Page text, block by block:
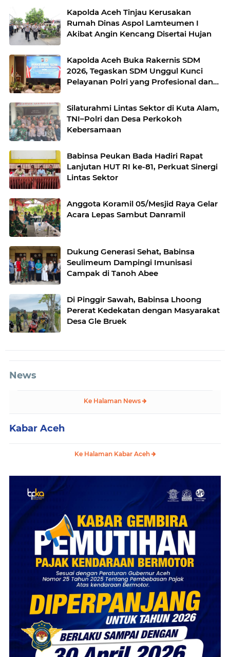
Kapolda Aceh Tinjau Kerusakan
Rumah Dinas Aspol Lamteumen I
Akibat Angin Kencang Disertai Hujan
Kapolda Aceh Buka Rakernis SDM
2026, Tegaskan SDM Unggul Kunci
Pelayanan Polri yang Profesional dan
Silaturahmi Lintas Sektor di Kuta Alam,
TNI–Polri dan Desa Perkokoh
Kebersamaan
Babinsa Peukan Bada Hadiri Rapat
Lanjutan HUT RI ke-81, Perkuat Sinergi
Lintas Sektor
Anggota Koramil 05/Mesjid Raya Gelar
Acara Lepas Sambut Danramil
Dukung Generasi Sehat, Babinsa
Seulimeum Dampingi Imunisasi
Campak di Tanoh Abee
Di Pinggir Sawah, Babinsa Lhoong
Pererat Kedekatan dengan Masyarakat
Desa Gle Bruek
News
Ke Halaman News
Kabar Aceh
Ke Halaman Kabar Aceh